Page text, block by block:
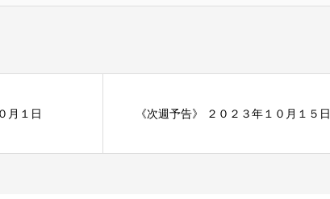
月１日 《次週予告》 ２０２３年１０月１５日